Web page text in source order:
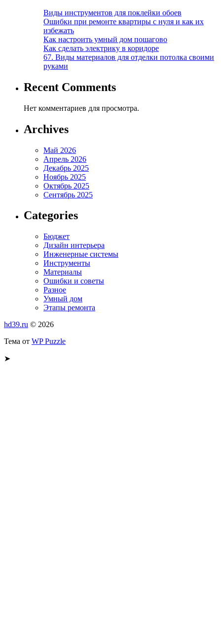
Виды инструментов для поклейки обоев
Ошибки при ремонте квартиры с нуля и как их
избежать
Как настроить умный дом пошагово
Как сделать электрику в коридоре
67. Виды материалов для отделки потолка своими
руками
Recent Comments
Нет комментариев для просмотра.
Archives
Май 2026
Апрель 2026
Декабрь 2025
Ноябрь 2025
Октябрь 2025
Сентябрь 2025
Categories
Бюджет
Дизайн интерьера
Инженерные системы
Инструменты
Материалы
Ошибки и советы
Разное
Умный дом
Этапы ремонта
hd39.ru © 2026
Тема от WP Puzzle
➤